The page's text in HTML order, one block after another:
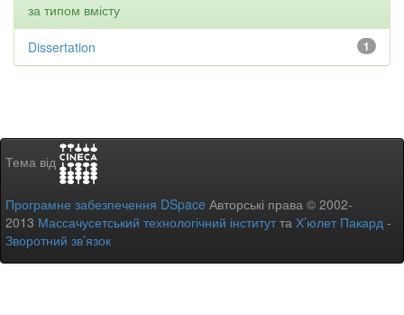
за типом вмісту
1
Dissertation
Тема від
Програмне забезпечення DSpace Авторські права © 2002-
2013 Массачусетський технологічний інститутта Х’юлет Пакард -
Зворотний зв’язок